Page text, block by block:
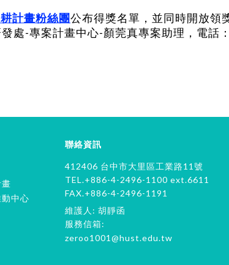
計畫粉絲團公布得獎名單，並同時開放領
處-專案計畫中心-顏莞真專案助理，電話
中心
聯絡資訊
412406 台中市大里區工業路11號
TEL.+886-4-2496-1100 ext.6611
FAX.+886-4-2496-1191
維護人: 胡靜函
服務信箱:
zeroo1001@hust.edu.tw